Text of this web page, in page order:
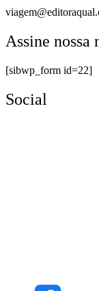
Assine nossa
[sibwp_form id=22]
Social